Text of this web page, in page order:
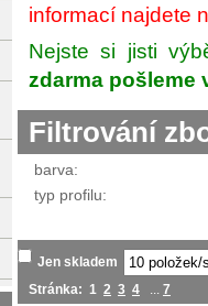
informací najdete
Nejste si jisti
zdarma pošleme
Filtrování
barva:
typ profilu:
Jen skladem
Stránka: 1 2 3 4 7